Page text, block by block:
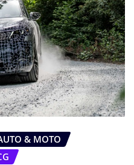
& MOTO